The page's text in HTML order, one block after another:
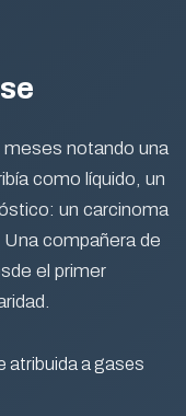
notando una
como líquido, un
un carcinoma
compañera de
el primer
atribuida a gases